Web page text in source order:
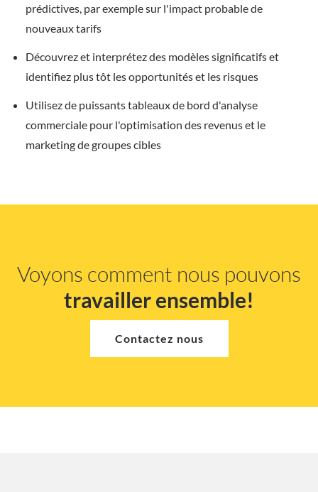
prédictives, par exemple sur l'impact probable de
nouveaux tarifs
Découvrez et interprétez des modèles significatifs et
identifiez plus tôt les opportunités et les risques
Utilisez de puissants tableaux de bord d'analyse
commerciale pour l'optimisation des revenus et le
marketing de groupes cibles
Voyons comment nous pouvons
travailler ensemble!
Contactez nous